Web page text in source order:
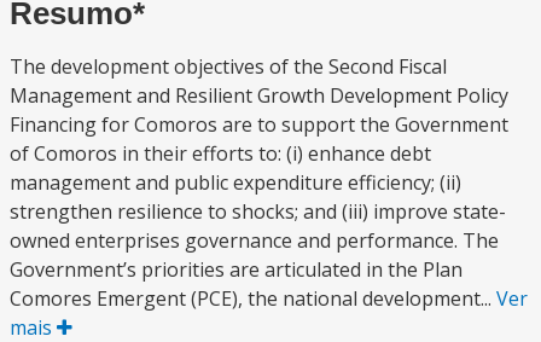
Resumo*
The development objectives of the Second Fiscal
Management and Resilient Growth Development Policy
Financing for Comoros are to support the Government
of Comoros in their efforts to: (i) enhance debt
management and public expenditure efficiency; (ii)
strengthen resilience to shocks; and (iii) improve state-
owned enterprises governance and performance. The
Government’s priorities are articulated in the Plan
Comores Emergent (PCE), the national development... Ver
mais